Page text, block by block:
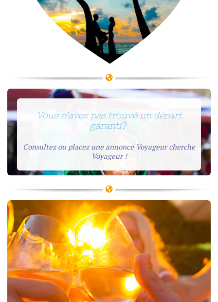
Vous n’avez pas trouvé un départ
garanti?
Consultez ou placez une annonce Voyageur cherche
Voyageur !